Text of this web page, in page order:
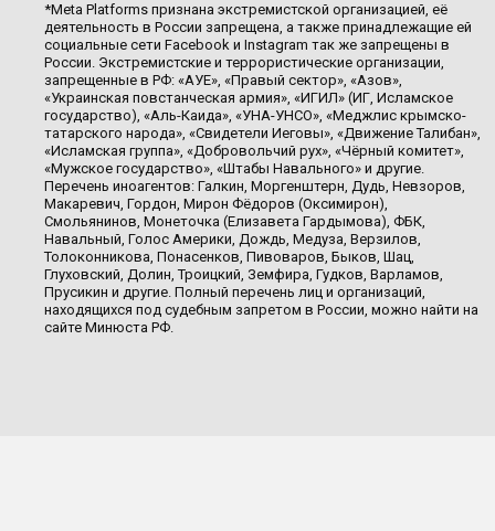
*Meta Platforms признана экстремистской организацией, её
деятельность в России запрещена, а также принадлежащие ей
социальные сети Facebook и Instagram так же запрещены в
России. Экстремистские и террористические организации,
запрещенные в РФ: «АУЕ», «Правый сектор», «Азов»,
«Украинская повстанческая армия», «ИГИЛ» (ИГ, Исламское
государство), «Аль-Каида», «УНА-УНСО», «Меджлис крымско-
татарского народа», «Свидетели Иеговы», «Движение Талибан»,
«Исламская группа», «Добровольчий рух», «Чёрный комитет»,
«Мужское государство», «Штабы Навального» и другие.
Перечень иноагентов: Галкин, Моргенштерн, Дудь, Невзоров,
Макаревич, Гордон, Мирон Фёдоров (Оксимирон),
Смольянинов, Монеточка (Елизавета Гардымова), ФБК,
Навальный, Голос Америки, Дождь, Медуза, Верзилов,
Толоконникова, Понасенков, Пивоваров, Быков, Шац,
Глуховский, Долин, Троицкий, Земфира, Гудков, Варламов,
Прусикин и другие. Полный перечень лиц и организаций,
находящихся под судебным запретом в России, можно найти на
сайте Минюста РФ.